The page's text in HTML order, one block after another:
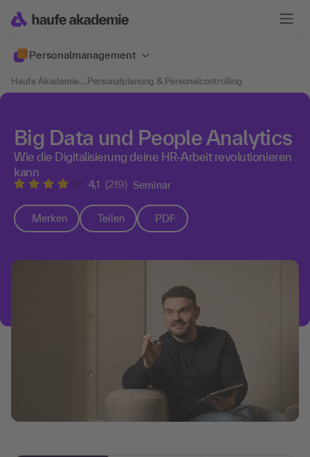
Personalmanagement
Haufe Akademie....Personalplanung & Personalcontrolling
Big Data und People Analytics
Wie die Digitalisierung deine HR-Arbeit revolutionieren
kann
4,1 (219) Seminar
Merken Teilen PDF